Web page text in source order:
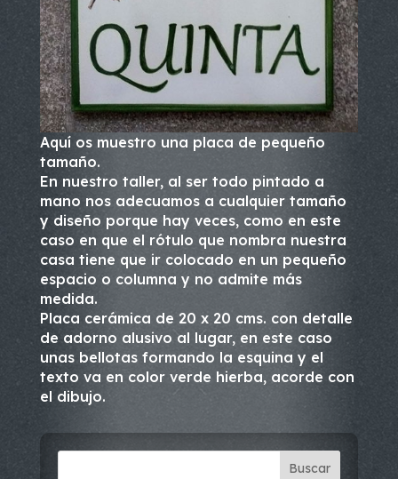
Aquí os muestro una placa de pequeño
tamaño.
En nuestro taller, al ser todo pintado a
mano nos adecuamos a cualquier tamaño
y diseño porque hay veces, como en este
caso en que el rótulo que nombra nuestra
casa tiene que ir colocado en un pequeño
espacio o columna y no admite más
medida.
Placa cerámica de 20 x 20 cms. con detalle
de adorno alusivo al lugar, en este caso
unas bellotas formando la esquina y el
texto va en color verde hierba, acorde con
el dibujo.
Buscar